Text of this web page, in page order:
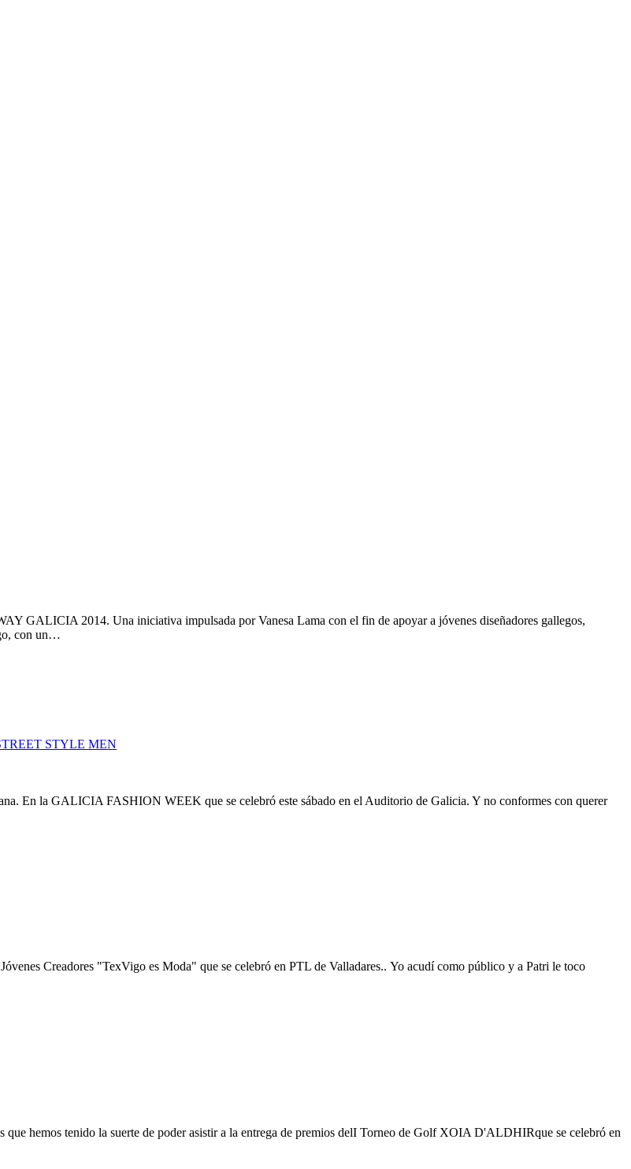
GALICIA 2014. Una iniciativa impulsada por Vanesa Lama con el fin de apoyar a jóvenes diseñadores gallegos,
con un…
STYLE MEN
En la GALICIA FASHION WEEK que se celebró este sábado en el Auditorio de Galicia. Y no conformes con querer
Creadores "TexVigo es Moda" que se celebró en PTL de Valladares.. Yo acudí como público y a Patri le toco
que hemos tenido la suerte de poder asistir a la entrega de premios delI Torneo de Golf XOIA D'ALDHIRque se celebró en